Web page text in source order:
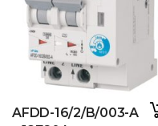
AFDD-16/2/B/003-A